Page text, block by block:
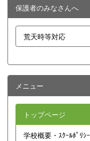
保護者のみなさんへ
荒天時等対応
メニュー
トップページ
学校概要・ｽｸｰﾙﾎﾟﾘｼｰ